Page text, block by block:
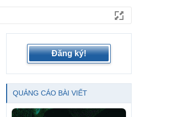
Đăng ký!
QUẢNG CÁO BÀI VIẾT